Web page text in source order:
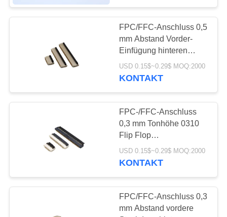
PRIVACY
FPC/FFC-Anschluss 0,5
mm Abstand Vorder-
Einfügung hinteren
Verriegelung weiche
Reihe Steckdose Höhe
USD 0.15$~0.29$ MOQ:2000
KONTAKT
FPC-/FFC-Anschluss
0,3 mm Tonhöhe 0310
Flip Flop
Unterverbindung
Flexible Reihe
USD 0.15$~0.29$ MOQ:2000
KONTAKT
FPC/FFC-Anschluss 0,3
mm Abstand vordere